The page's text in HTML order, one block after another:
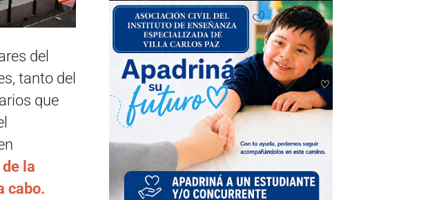
del
tanto del
que
la
cabo.